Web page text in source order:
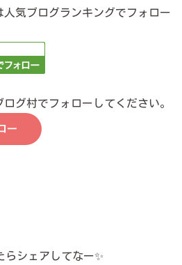
人気ブログランキングでフォロー
グ村でフォローしてください。
らシェアしてなー✨